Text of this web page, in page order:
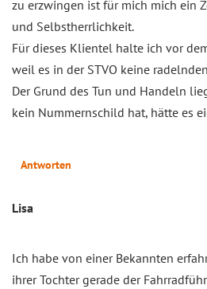
zu erzwingen ist für mich mich ein
und Selbstherrlichkeit.
Für dieses Klientel halte ich vor
weil es in der STVO keine
Der Grund des Tun und Handeln
kein Nummernschild hat, hätte es
Antworten
Lisa
Ich habe von einer Bekannten
ihrer Tochter gerade der